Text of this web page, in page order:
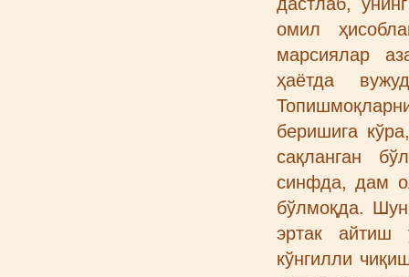
омил
марсиялар
ҳаётда
беришига
сақланган
синфда, дам
бўлмоқда.
эртак айтиш
кўнгилли